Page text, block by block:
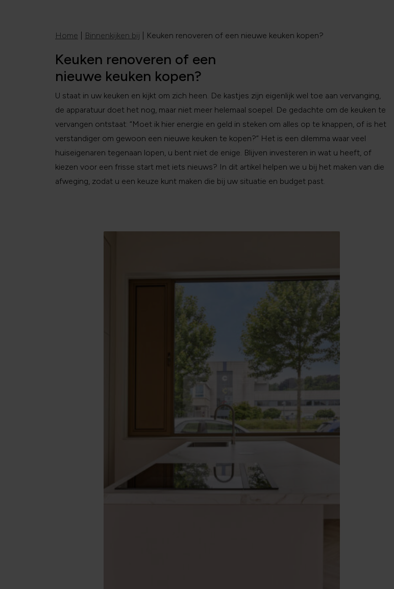
Home Binnenkijken bij Keuken renoveren of een nieuwe keuken kopen?
Keuken renoveren of een
nieuwe keuken kopen?
U staat in uw keuken en kijkt om zich heen. De kastjes zijn eigenlijk wel toe aan vervanging,
de apparatuur doet het nog, maar niet meer helemaal soepel. De gedachte om de keuken te
vervangen ontstaat: “Moet ik hier energie en geld in steken om alles op te knappen, of is het
verstandiger om gewoon een nieuwe keuken te kopen?” Het is een dilemma waar veel
huiseigenaren tegenaan lopen, u bent niet de enige. Blijven investeren in wat u heeft, of
kiezen voor een frisse start met iets nieuws? In dit artikel helpen we u bij het maken van die
afweging, zodat u een keuze kunt maken die bij uw situatie en budget past.